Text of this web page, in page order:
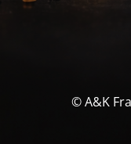
© A&K